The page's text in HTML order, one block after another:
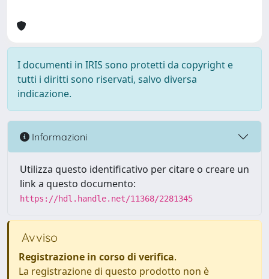
I documenti in IRIS sono protetti da copyright e
tutti i diritti sono riservati, salvo diversa
indicazione.
Informazioni
Utilizza questo identificativo per citare o creare un
link a questo documento:
https://hdl.handle.net/11368/2281345
Avviso
Registrazione in corso di verifica.
La registrazione di questo prodotto non è